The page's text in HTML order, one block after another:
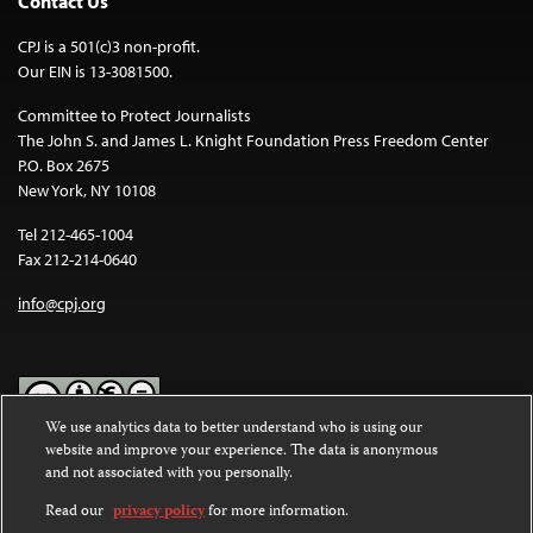
CPJ is a 501(c)3 non-profit.
Our EIN is 13-3081500.
Committee to Protect Journalists
The John S. and James L. Knight Foundation Press Freedom Center
P.O. Box 2675
New York, NY 10108
Tel 212-465-1004
Fax 212-214-0640
info@cpj.org
Except where noted, text on this website is licensed under a
Commons Attribution-NonCommercial-NoDerivatives 4.0
International License.
We use analytics data to better understand who is using our
website and improve your experience. The data is anonymous
and not associated with you personally.
Read our privacy policyfor more information.